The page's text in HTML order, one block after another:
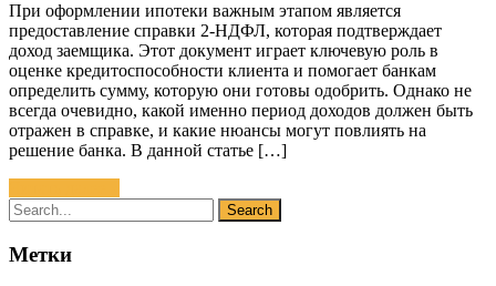
При оформлении ипотеки важным этапом является
предоставление справки 2-НДФЛ, которая подтверждает
доход заемщика. Этот документ играет ключевую роль в
оценке кредитоспособности клиента и помогает банкам
определить сумму, которую они готовы одобрить. Однако не
всегда очевидно, какой именно период доходов должен быть
отражен в справке, и какие нюансы могут повлиять на
решение банка. В данной статье […]
Метки